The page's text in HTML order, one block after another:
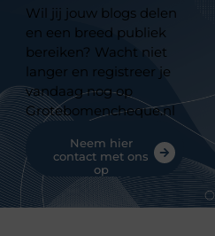
Wil jij jouw blogs delen
en een breed publiek
bereiken? Wacht niet
langer en registreer je
vandaag nog op
Grotebomencheque.nl
Neem hier
contact met ons
op